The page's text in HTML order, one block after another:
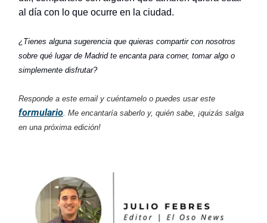
al día con lo que ocurre en la ciudad.
¿Tienes alguna sugerencia que quieras compartir con nosotros
sobre qué lugar de Madrid te encanta para comer, tomar algo o
simplemente disfrutar?
Responde a este email y cuéntamelo o puedes usar este
formulario. Me encantaría saberlo y, quién sabe, ¡quizás salga
en una próxima edición!